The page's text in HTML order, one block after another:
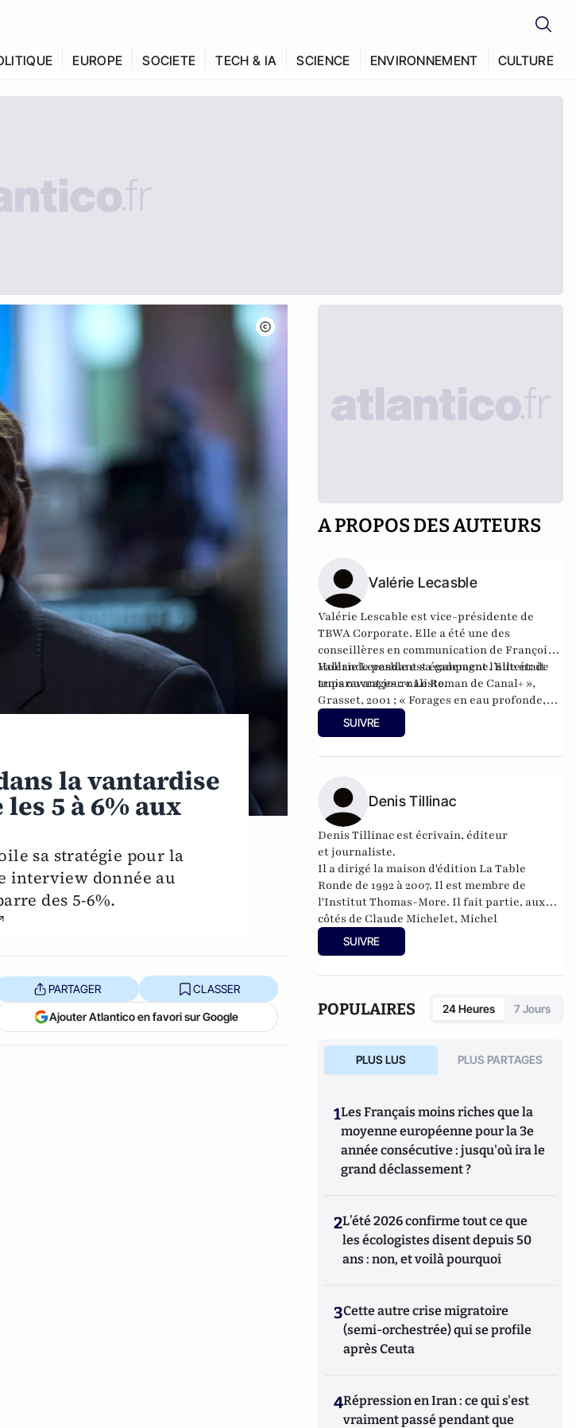
EUROPE SOCIETE TECH & IA SCIENCE ENVIRONNEMENT CULTURE
la vantardise
5 à 6% aux
sa stratégie pour la
interview donnée au
des 5-6%.
PARTAGER CLASSER
Ajouter Atlantico en favori sur Google
A PROPOS DES AUTEURS
Valérie Lecasble
Valérie Lescable est vice-présidente de
TBWA Corporate. Elle a été une des
conseillères en communication de François
Hollande pendant sa campagne. Elle était
auparavant journaliste.
Valérie Lecasble est également l’auteur de
trois ouvrages : «Le Roman de Canal+ »,
Grasset, 2001 ; « Forages en eau profonde,
les secrets de l’affaire Elf
Prix du meilleur livre d’investigation
SUIVRE
Denis Tillinac
Denis Tillinac est écrivain, éditeur
et journaliste.
Il a dirigé la maison d'éditionLa Table
Ronde de 1992 à 2007. Il est membre de
l'Institut Thomas-More. Il fait partie, aux
côtés de Claude Michelet, Michel
Peyramaure et tant d'autres, de ce qu'il est
convenu d'appeler l'
SUIVRE
POPULAIRES 24 Heures 7 Jours
PLUS LUS PLUS PARTAGES
1Les Français moins riches que la
moyenne européenne pour la 3e
année consécutive : jusqu'où ira le
grand déclassement ?
2L’été 2026 confirme tout ce que
les écologistes disent depuis 50
ans : non, et voilà pourquoi
3Cette autre crise migratoire
(semi-orchestrée) qui se profile
après Ceuta
4Répression en Iran : ce qui s'est
vraiment passé pendant que